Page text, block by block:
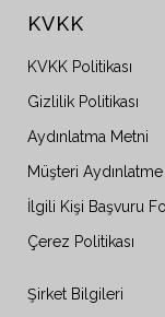
KVKK
KVKK Politikası
Gizlilik Politikası
Aydınlatma Metni
Müşteri Aydınlatme
İlgili Kişi Başvuru
Çerez Politikası
Şirket Bilgileri